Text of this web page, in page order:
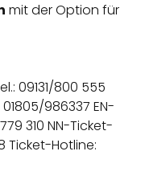
mit der Option für
09131/800 555
986337 EN-
310 NN-Ticket-
Ticket-Hotline: